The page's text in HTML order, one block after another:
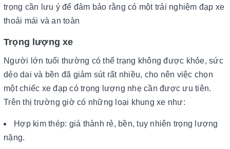
trọng cần lưu ý để đảm bảo rằng có một trải nghiệm đạp xe
thoải mái và an toàn
Trọng lượng xe
Người lớn tuổi thường có thể trạng không được khỏe, sức
dẻo dai và bền đã giảm sút rất nhiều, cho nên việc chọn
một chiếc xe đạp có trọng lượng nhẹ cần được ưu tiên.
Trên thị trường giờ có những loại khung xe như:
Hợp kim thép: giá thành rẻ, bền, tuy nhiên trọng lượng
nặng.